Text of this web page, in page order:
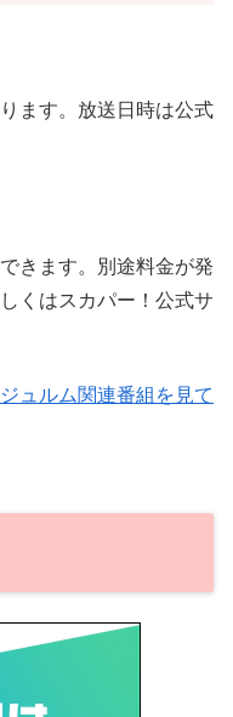
ます。放送日時は公式
きます。別途料金が発
くはスカパー！公式サ
ュルム関連番組を見て